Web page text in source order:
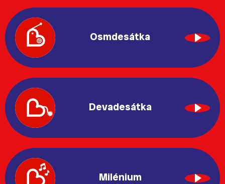
Osmdesátka
Devadesátka
Milénium